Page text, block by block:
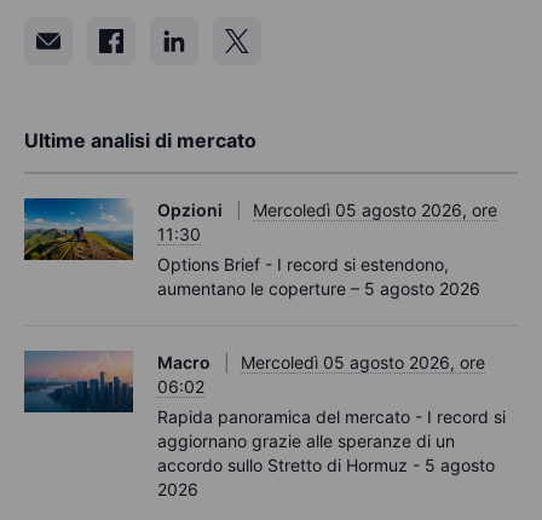
Ultime analisi di mercato
Opzioni
Mercoledì 05 agosto 2026, ore
11:30
Options Brief - I record si estendono,
aumentano le coperture – 5 agosto 2026
Macro
Mercoledì 05 agosto 2026, ore
06:02
Rapida panoramica del mercato - I record si
aggiornano grazie alle speranze di un
accordo sullo Stretto di Hormuz - 5 agosto
2026